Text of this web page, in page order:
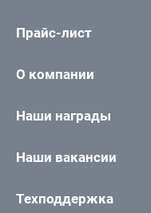
Прайс-лист
О компании
Наши награды
Наши вакансии
Техподдержка